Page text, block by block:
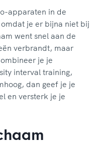
apparaten in de
je er bijna niet bij
went snel aan de
verbrandt, maar
je je
interval training,
dan geef je je
en versterk je je